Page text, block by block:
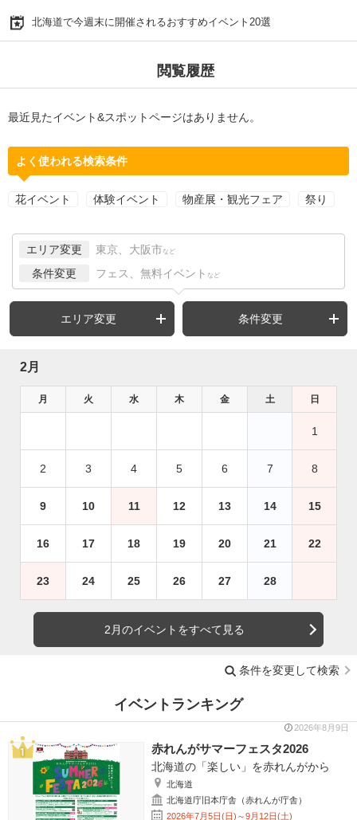
北海道で今週末に開催されるおすすめイベント20選
閲覧履歴
最近見たイベント&スポットページはありません。
よく使われる検索条件
花イベント 体験イベント 物産展・観光フェア 祭り
エリア変更 東京、大阪市 など
条件変更 フェス、無料イベント など
エリア変更 条件変更
2月
月 火 水 木 金 土 日
1
2 3 4 5 6 7 8
9 10 11 12 13 14 15
16 17 18 19 20 21 22
23 24 25 26 27 28
2月のイベントをすべて見る
条件を変更して検索
イベントランキング
2026年8月9日
赤れんがサマーフェスタ2026
北海道の「楽しい」を赤れんがから
北海道
北海道庁旧本庁舎（赤れんが庁舎）
2026年7月5日(日)～9月12日(土)